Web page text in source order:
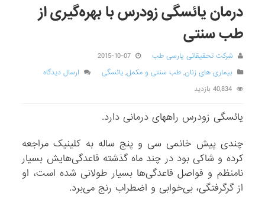
درمان یائسگی زودرس با بهره‌گیری از
طب سنتی
شرکت تحقیقاتی پارسی طب
2015-10-07
بیماری های زنان,طب سنتی و مکمل,یائسگی
ارسال دیدگاه
40,834 بازدید
یائسگی زودرس راههای درمانی دارد.
چندی پیش خانمی سی و پنج ساله به کلینیک مراجعه
کرده و شاکی بود در چند ماه گذشته قاعدگی‌هایش بسیار
نامنظم و فواصل قاعدگی‌ها بسیار طولانی شده است، او
از گرگرفتگی، بی‌خوابی و اضطراب رنج می‌برد.